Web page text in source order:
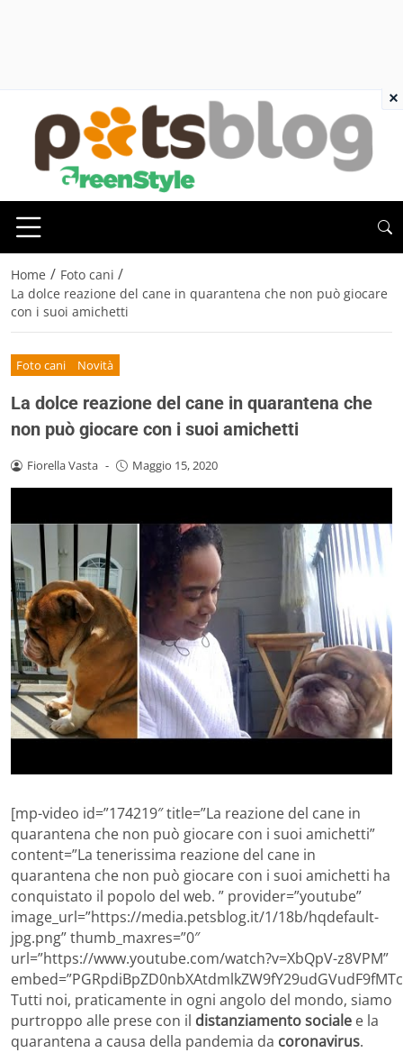
Home / Foto cani /
La dolce reazione del cane in quarantena che non può giocare
con i suoi amichetti
Foto cani Novità
La dolce reazione del cane in quarantena che
non può giocare con i suoi amichetti
Fiorella Vasta - Maggio 15, 2020
[mp-video id=”174219″ title=”La reazione del cane in
quarantena che non può giocare con i suoi amichetti”
content=”La tenerissima reazione del cane in
quarantena che non può giocare con i suoi amichetti ha
conquistato il popolo del web. ” provider=”youtube”
image_url=”https://media.petsblog.it/1/18b/hqdefault-
jpg.png” thumb_maxres=”0″
url=”https://www.youtube.com/watch?v=XbQpV-z8VPM”
Tutti noi, praticamente in ogni angolo del mondo, siamo
purtroppo alle prese con il distanziamento sociale e la
quarantena a causa della pandemia da coronavirus.
×